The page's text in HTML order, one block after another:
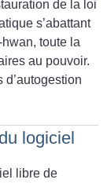
de la loi
s’abattant
toute la
au pouvoir.
d’autogestion
logiciel
libre de